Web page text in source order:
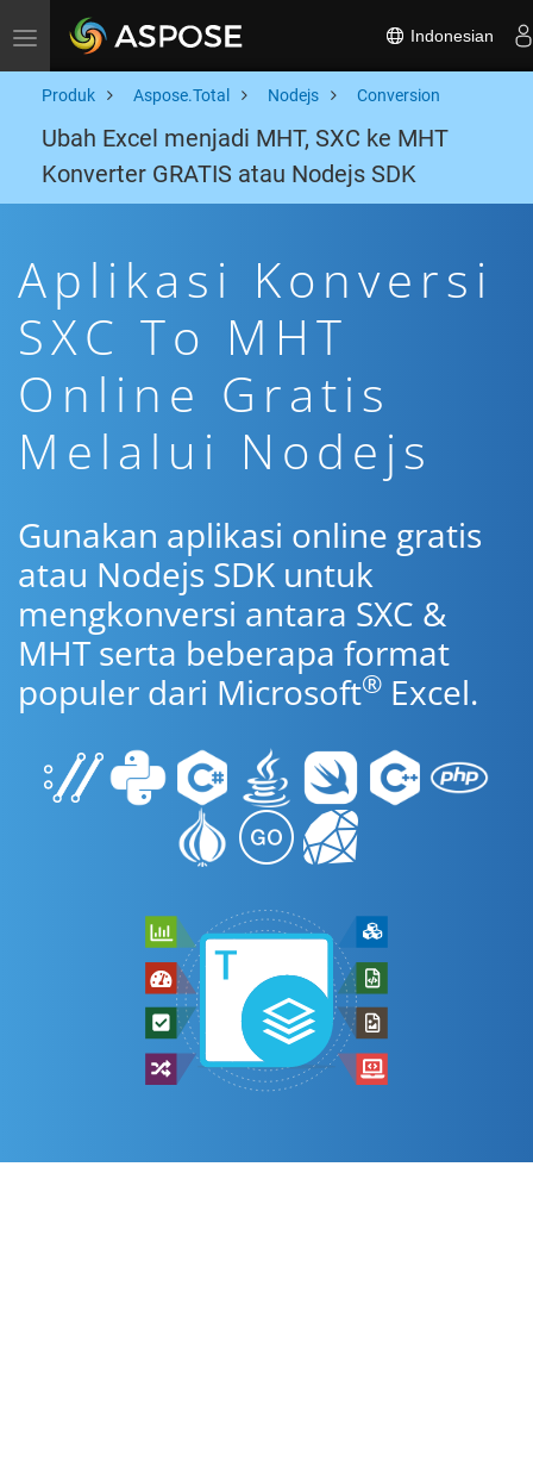
Toggle navigation Indonesian
Produk Aspose.Total Nodejs Conversion
Ubah Excel menjadi MHT, SXC ke MHT
Konverter GRATIS atau Nodejs SDK
Aplikasi Konversi
SXC To MHT
Online Gratis
Melalui Nodejs
Gunakan aplikasi online gratis
atau Nodejs SDK untuk
mengkonversi antara SXC &
MHT serta beberapa format
populer dari Microsoft® Excel.